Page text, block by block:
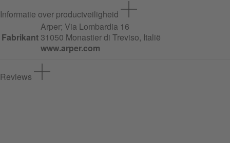
Informatie over productveiligheid
Fabrikant
Arper; Via Lombardia 16
31050 Monastier di Treviso, Italië
www.arper.com
Reviews